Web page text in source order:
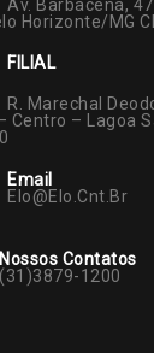
Av. Barbacena,
Horizonte/MG
FILIAL
R. Marechal
Centro – Lagoa
Email
Elo@elo.cnt.br
Nossos Contatos
(31)3879-1200